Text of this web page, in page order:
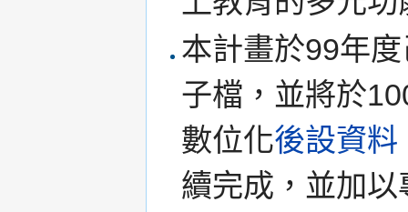
本計畫於99年
子檔，並將於
數位化後設資料
續完成，並加